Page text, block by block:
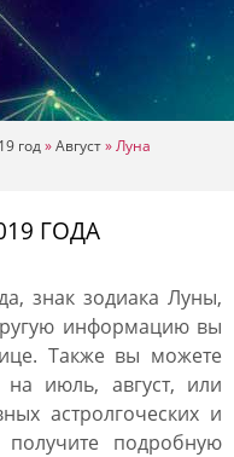
год»Август»Луна
ГОДА
знак зодиака Луны,
информацию вы
Также вы можете
июль, август, или
астролгоческих и
подробную